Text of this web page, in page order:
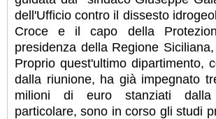
dell'Ufficio contro il dissesto
Croce e il capo della
presidenza della Regione
Proprio quest'ultimo dipartimento,
dalla riunione, ha già impegnato
milioni di euro stanziati
particolare, sono in corso gli studi